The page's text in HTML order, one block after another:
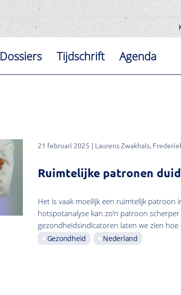
Dossiers Tijdschrift Agenda
21 februari 2025 Laurens Zwakhals
Ruimtelijke patronen
Het is vaak moeilijk een ruimtelijk patroon
hotspotanalyse kan zo’n patroon
gezondheidsindicatoren laten we zien
Gezondheid Nederland